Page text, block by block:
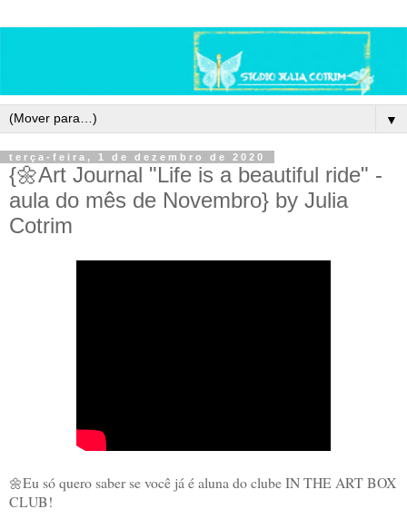
▼
terça-feira, 1 de dezembro de 2020
{🌼Art Journal "Life is a beautiful ride" -
aula do mês de Novembro} by Julia
Cotrim
🌼Eu só quero saber se você já é aluna do clube IN THE ART BOX
CLUB!